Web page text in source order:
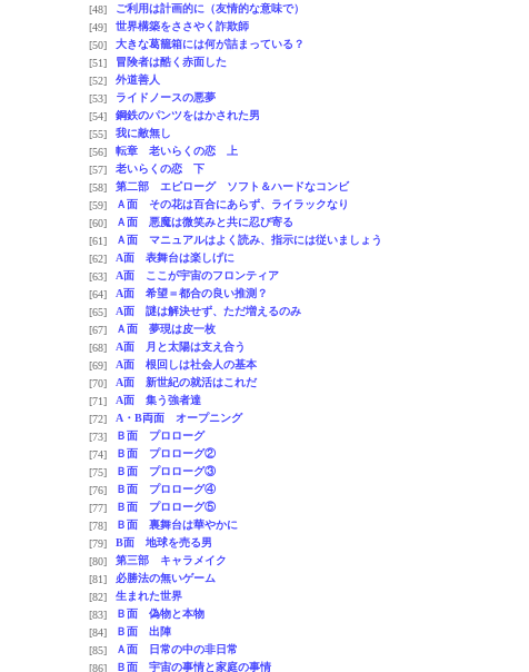
[48]
ご利用は計画的に（友情的な意味で）
[49]
世界構築をささやく詐欺師
[50]
大きな葛籠箱には何が詰まっている？
[51]
冒険者は酷く赤面した
[52]
外道善人
[53]
ライドノースの悪夢
[54]
鋼鉄のパンツをはかされた男
[55]
我に敵無し
[56]
転章 老いらくの恋 上
[57]
老いらくの恋 下
[58]
第二部 エピローグ ソフト＆ハードなコンビ
[59]
Ａ面 その花は百合にあらず、ライラックなり
[60]
Ａ面 悪魔は微笑みと共に忍び寄る
[61]
Ａ面 マニュアルはよく読み、指示には従いましょう
[62]
A面 表舞台は楽しげに
[63]
A面 ここが宇宙のフロンティア
[64]
A面 希望＝都合の良い推測？
[65]
A面 謎は解決せず、ただ増えるのみ
[67]
Ａ面 夢現は皮一枚
[68]
A面 月と太陽は支え合う
[69]
A面 根回しは社会人の基本
[70]
A面 新世紀の就活はこれだ
[71]
A面 集う強者達
[72]
A・B両面 オープニング
[73]
Ｂ面 プロローグ
[74]
Ｂ面 プロローグ②
[75]
Ｂ面 プロローグ③
[76]
Ｂ面 プロローグ④
[77]
Ｂ面 プロローグ⑤
[78]
Ｂ面 裏舞台は華やかに
[79]
B面 地球を売る男
[80]
第三部 キャラメイク
[81]
必勝法の無いゲーム
[82]
生まれた世界
[83]
Ｂ面 偽物と本物
[84]
Ｂ面 出陣
[85]
Ａ面 日常の中の非日常
[86]
Ｂ面 宇宙の事情と家庭の事情